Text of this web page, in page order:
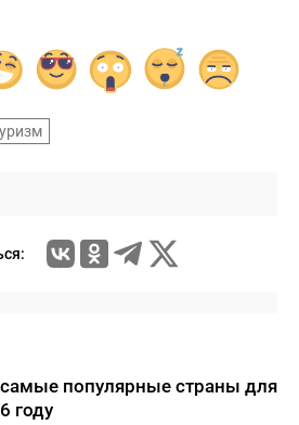
популярные страны для
году